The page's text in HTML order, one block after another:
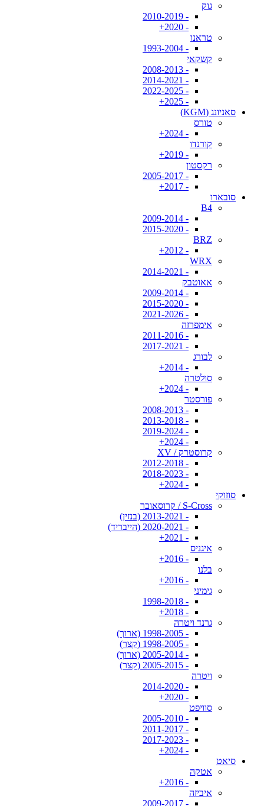
גוק
- 2010-2019
- 2020+
טראנו
- 1993-2004
קשקאי
- 2008-2013
- 2014-2021
- 2022-2025
- 2025+
סאניונג (KGM)
טורס
- 2024+
קורנדו
- 2019+
רקסטון
- 2005-2017
- 2017+
סובארו
B4
- 2009-2014
- 2015-2020
BRZ
- 2012+
WRX
- 2014-2021
אאוטבק
- 2009-2014
- 2015-2020
- 2021-2026
אימפרזה
- 2011-2016
- 2017-2021
לבורג
- 2014+
סולטרה
- 2024+
פורסטר
- 2008-2013
- 2013-2018
- 2019-2024
- 2024+
קרוסטרק / XV
- 2012-2018
- 2018-2023
- 2024+
סוזוקי
S-Cross / קרוסאובר
- 2013-2021 (בנזין)
- 2020-2021 (הייבריד)
- 2021+
איגניס
- 2016+
בלנו
- 2016+
גימיני
- 1998-2018
- 2018+
גרנד ויטרה
- 1998-2005 (ארוך)
- 1998-2005 (קצר)
- 2005-2014 (ארוך)
- 2005-2015 (קצר)
ויטרה
- 2014-2020
- 2020+
סוויפט
- 2005-2010
- 2011-2017
- 2017-2023
- 2024+
סיאט
אטקה
- 2016+
איביזה
- 2009-2017